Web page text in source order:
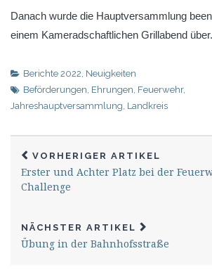
Danach wurde die Hauptversammlung
einem Kameradschaftlichen Grillabend über.
Berichte 2022 Neuigkeiten
Beförderungen Ehrungen Feuerwehr,
Jahreshauptversammlung Landkreis
VORHERIGER ARTIKEL
Erster und Achter Platz bei der
Challenge
NÄCHSTER ARTIKEL
Übung in der Bahnhofsstraße